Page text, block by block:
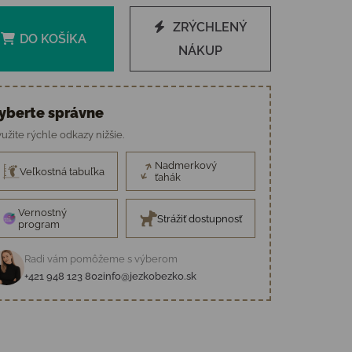
DO KOŠÍKA
ZRÝCHLENÝ
NÁKUP
správne
rýchle odkazy nižšie.
Veľkostná tabuľka
Nadmerkový
ťahák
Vernostný
program
Strážiť dostupnosť
Radi vám pomôžeme s výberom
+421 948 123 802info@jezkobezko.sk